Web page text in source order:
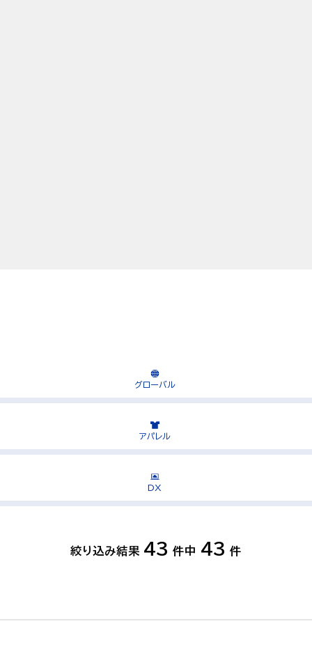
グローバル
アパレル
DX
絞り込み結果 43 件中 43 件